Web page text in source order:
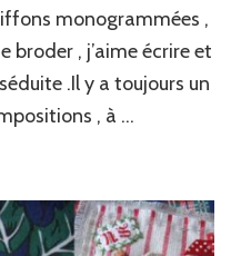
monogrammées ,
broder , j’aime écrire et
.Il y a toujours un
, à …